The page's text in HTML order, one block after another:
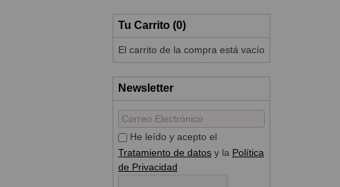
Tu Carrito (0)
El carrito de la compra está vacío
Newsletter
He leído y acepto el
Tratamiento de datosy la Política
de Privacidad